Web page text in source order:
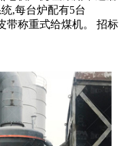
,每台炉配有5台
带称重式给煤机。 招标